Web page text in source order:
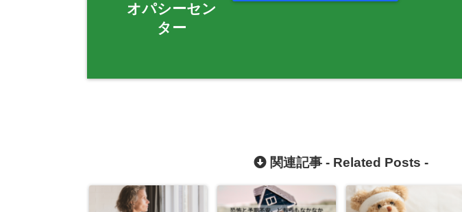
オパシーセン
ター
関連記事 - Related Posts -